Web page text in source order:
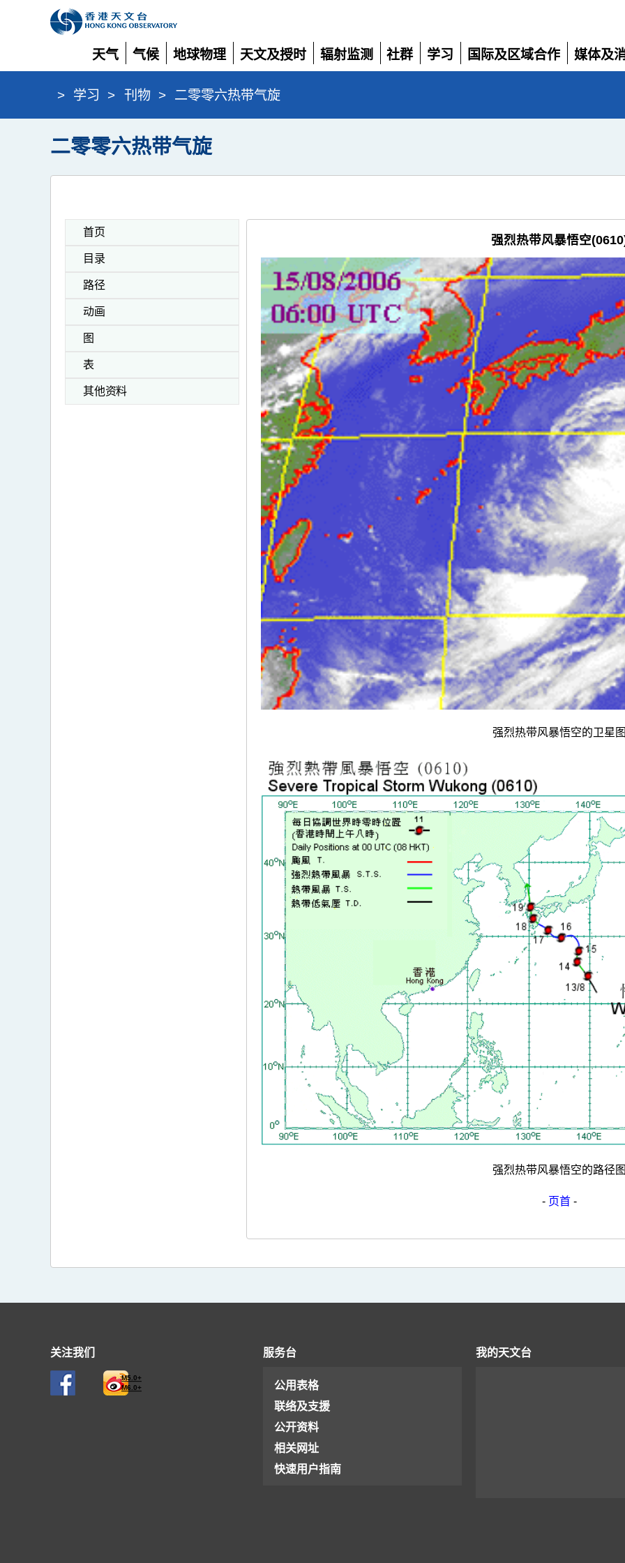
天气
展
开
气候
展
开
地球物理
展
开
天文及授时
展
开
辐射监测
展
社群
展
学习
展
国际及区域合作
展
媒体及
展
> 学习 > 刊物 > 二零零六热带气旋
二零零六热带气旋
首页
目录
路径
动画
图
表
其他资料
强烈热带风暴悟空
强烈热带风暴悟空的卫星
强烈热带风暴悟空的路径
- 页首 -
关注我们
M5.0+
M6.0+
服务台
公用表格
联络及支援
公开资料
相关网址
快速用户指南
我的天文台